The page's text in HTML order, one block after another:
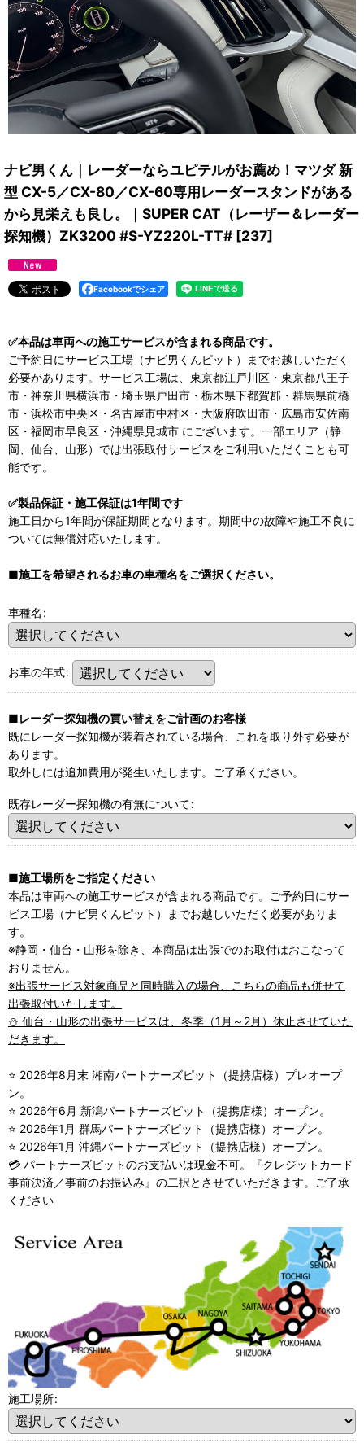
ナビ男くん｜レーダーならユピテルがお薦め！マツダ 新
型 CX-5／CX-80／CX-60専用レーダースタンドがある
から見栄えも良し。｜SUPER CAT（レーザー＆レーダー
探知機）ZK3200 #S-YZ220L-TT# [237]
Facebookでシェア
✅本品は車両への施工サービスが含まれる商品です。
ご予約日にサービス工場（ナビ男くんピット）までお越しいただく
必要があります。サービス工場は、東京都江戸川区・東京都八王子
市・神奈川県横浜市・埼玉県戸田市・栃木県下都賀郡・群馬県前橋
市・浜松市中央区・名古屋市中村区・大阪府吹田市・広島市安佐南
区・福岡市早良区・沖縄県見城市 にございます。一部エリア（静
岡、仙台、山形）では出張取付サービスをご利用いただくことも可
能です。
✅製品保証・施工保証は1年間です
施工日から1年間が保証期間となります。期間中の故障や施工不良に
ついては無償対応いたします。
■施工を希望されるお車の車種名をご選択ください。
車種名 :
お車の年式:
■レーダー探知機の買い替えをご計画のお客様
既にレーダー探知機が装着されている場合、これを取り外す必要が
あります。
取外しには追加費用が発生いたします。ご了承ください。
既存レーダー探知機の有無について:
■施工場所をご指定ください
本品は車両への施工サービスが含まれる商品です。ご予約日にサー
ビス工場（ナビ男くんピット）までお越しいただく必要がありま
す。
※静岡・仙台・山形を除き、本商品は出張でのお取付はおこなって
おりません。
※出張サービス対象商品と同時購入の場合、こちらの商品も併せて
出張取付いたします。
⛄ 仙台・山形の出張サービスは、冬季（1月～2月）休止させていた
だきます。
⭐ 2026年8月末 湘南パートナーズピット（提携店様）プレオープ
ン。
⭐ 2026年6月 新潟パートナーズピット（提携店様）オープン。
⭐ 2026年1月 群馬パートナーズピット（提携店様）オープン。
⭐ 2026年1月 沖縄パートナーズピット（提携店様）オープン。
💳 パートナーズピットのお支払いは現金不可。『クレジットカード
事前決済／事前のお振込み』の二択とさせていただきます。ご了承
ください
施工場所: